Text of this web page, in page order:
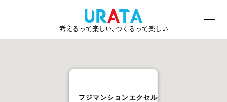
考えるって楽しい､つくるって楽しい
フジマンションエクセル